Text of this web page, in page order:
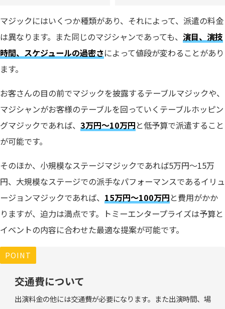
マジックにはいくつか種類があり、それによって、派遣の料金
は異なります。また同じのマジシャンであっても、 演目、演技
時間、スケジュールの過密さによって値段が変わることがあり
ます。
お客さんの目の前でマジックを披露するテーブルマジックや、
マジシャンがお客様のテーブルを回っていくテーブルホッピン
グマジックであれば、 3万円～10万円と低予算で派遣すること
が可能です。
そのほか、小規模なステージマジックであれば5万円～15万
円、大規模なステージでの派手なパフォーマンスであるイリュ
ージョンマジックであれば、 15万円～100万円と費用がかか
りますが、迫力は満点です。トミーエンタープライズは予算と
イベントの内容に合わせた最適な提案が可能です。
POINT
交通費について
出演料金の他には交通費が必要になります。また出演時間、場